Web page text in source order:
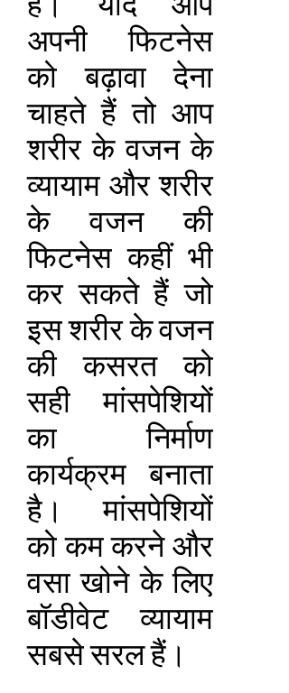
अपनी फिटनेस
को बढ़ावा देना
चाहते हैं तो आप
शरीर के वजन के
व्यायाम और शरीर
के वजन की
फिटनेस कहीं भी
कर सकते हैं जो
इस शरीर के वजन
की कसरत को
सही मांसपेशियों
का निर्माण
कार्यक्रम बनाता
है। मांसपेशियों
को कम करने और
वसा खोने के लिए
बॉडीवेट व्यायाम
सबसे सरल हैं।